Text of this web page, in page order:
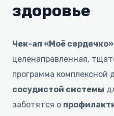
здоровье
Чек-ап «Моё сердечко»
целенаправленная,
программа комплексной
сосудистой системы
заботятся о